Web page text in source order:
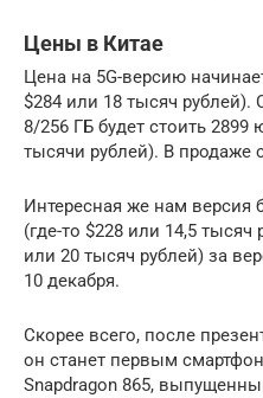
Цены в Китае
Цена на 5G-версию
$284 или 18 тысяч рублей).
8/256 ГБ будет стоить
тысячи рублей). В продаже
Интересная же нам версия
(где-то $228 или 14,5
или 20 тысяч рублей) за
10 декабря.
Скорее всего, после
он станет первым
Snapdragon 865,